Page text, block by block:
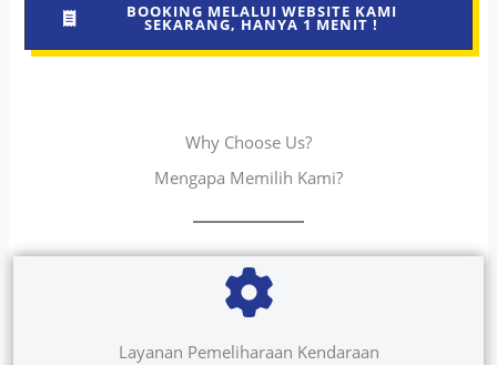
BOOKING MELALUI WEBSITE KAMI
SEKARANG, HANYA 1 MENIT !
Why Choose Us?
Mengapa Memilih Kami?
Layanan Pemeliharaan Kendaraan